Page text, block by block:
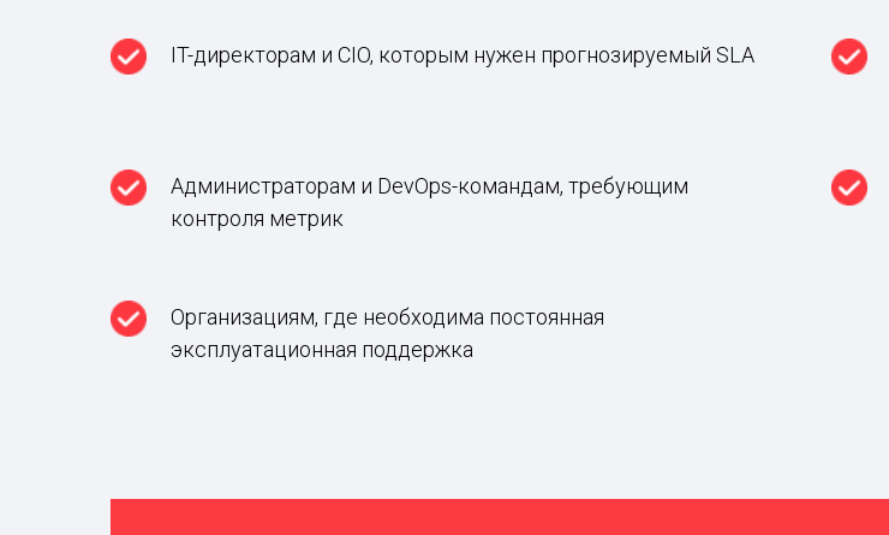
IT-директорам и CIO, которым нужен прогнозируемый SLA
Администраторам и DevOps-командам, требующим
контроля метрик
Организациям, где необходима постоянная
эксплуатационная поддержка